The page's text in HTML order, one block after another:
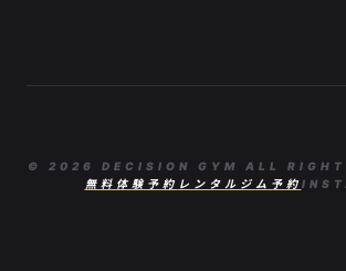
© 2026 DECISION GYM ALL
無料体験予約 レンタルジム予約